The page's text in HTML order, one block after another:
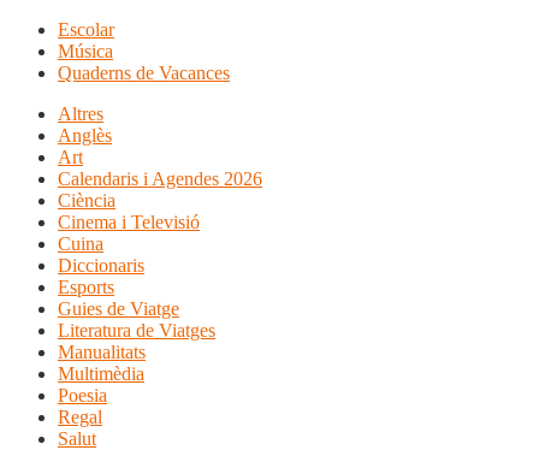
Escolar
Música
Quaderns de Vacances
Altres
Anglès
Art
Calendaris i Agendes 2026
Ciència
Cinema i Televisió
Cuina
Diccionaris
Esports
Guies de Viatge
Literatura de Viatges
Manualitats
Multimèdia
Poesia
Regal
Salut